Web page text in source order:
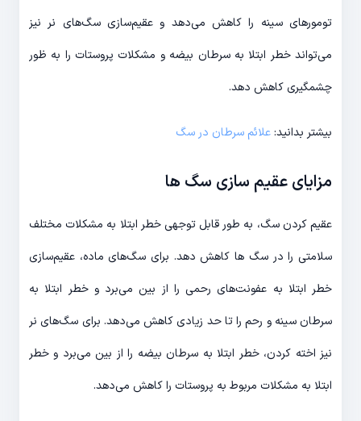
تومورهای سینه را کاهش می‌دهد و عقیم‌سازی سگ‌های نر نیز
می‌تواند خطر ابتلا به سرطان بیضه و مشکلات پروستات را به ظور
چشمگیری کاهش دهد.
بیشتر بدانید:علائم سرطان در سگ
مزایای عقیم سازی سگ ها
عقیم کردن سگ، به طور قابل توجهی خطر ابتلا به مشکلات مختلف
سلامتی را در سگ ها کاهش دهد. برای سگ‌های ماده، عقیم‌سازی
خطر ابتلا به عفونت‌های رحمی را از بین می‌برد و خطر ابتلا به
سرطان سینه و رحم را تا حد زیادی کاهش می‌دهد. برای سگ‌های نر
نیز اخته کردن، خطر ابتلا به سرطان بیضه را از بین می‌برد و خطر
ابتلا به مشکلات مربوط به پروستات را کاهش می‌دهد.